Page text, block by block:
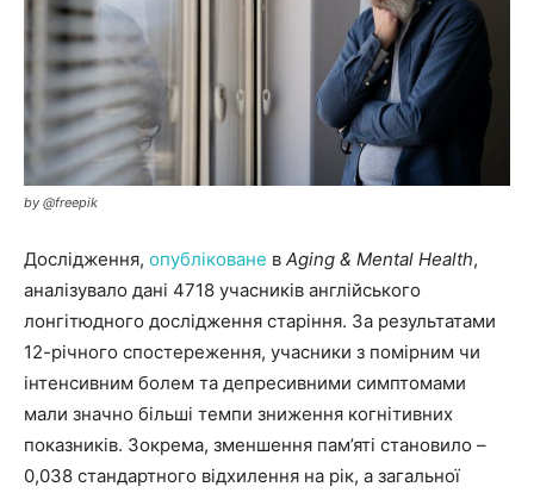
by @freepik
Дослідження, опубліковане в Aging & Mental Health,
аналізувало дані 4718 учасників англійського
лонгітюдного дослідження старіння. За результатами
12-річного спостереження, учасники з помірним чи
інтенсивним болем та депресивними симптомами
мали значно більші темпи зниження когнітивних
показників. Зокрема, зменшення пам’яті становило –
0,038 стандартного відхилення на рік, а загальної